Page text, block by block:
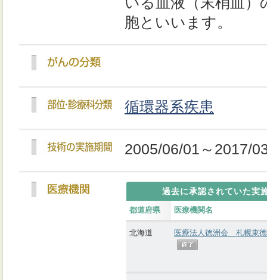
胞といいます。
循環器系疾患
2005/06/01～2017/
過去に承認されていた実
都道府県 医療機関名
北海道 医療法人徳洲会 札幌東